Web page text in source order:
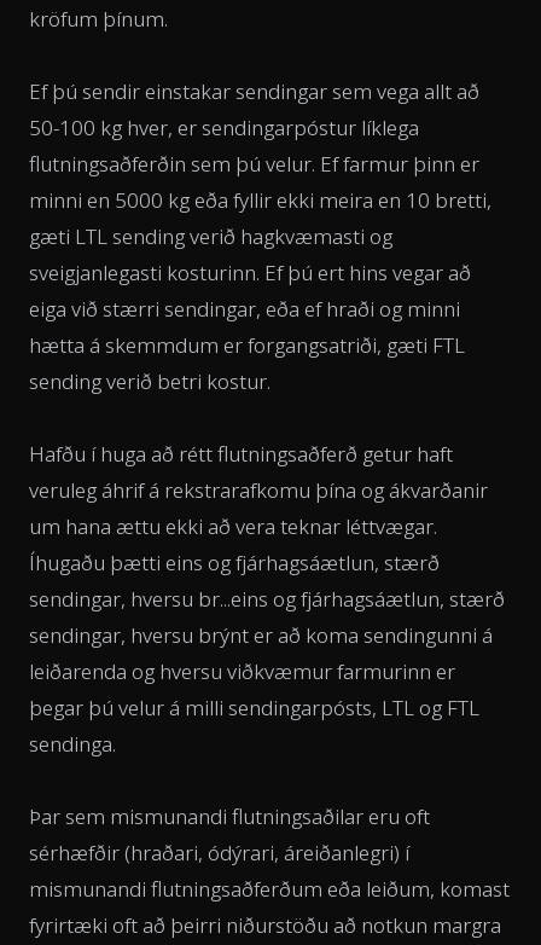
kröfum þínum.
Ef þú sendir einstakar sendingar sem vega allt að
50-100 kg hver, er sendingarpóstur líklega
flutningsaðferðin sem þú velur. Ef farmur þinn er
minni en 5000 kg eða fyllir ekki meira en 10 bretti,
gæti LTL sending verið hagkvæmasti og
sveigjanlegasti kosturinn. Ef þú ert hins vegar að
eiga við stærri sendingar, eða ef hraði og minni
hætta á skemmdum er forgangsatriði, gæti FTL
sending verið betri kostur.
Hafðu í huga að rétt flutningsaðferð getur haft
veruleg áhrif á rekstrarafkomu þína og ákvarðanir
um hana ættu ekki að vera teknar léttvægar.
Íhugaðu þætti eins og fjárhagsáætlun, stærð
sendingar, hversu br...eins og fjárhagsáætlun, stærð
sendingar, hversu brýnt er að koma sendingunni á
leiðarenda og hversu viðkvæmur farmurinn er
þegar þú velur á milli sendingarpósts, LTL og FTL
sendinga.
Þar sem mismunandi flutningsaðilar eru oft
sérhæfðir (hraðari, ódýrari, áreiðanlegri) í
mismunandi flutningsaðferðum eða leiðum, komast
fyrirtæki oft að þeirri niðurstöðu að notkun margra